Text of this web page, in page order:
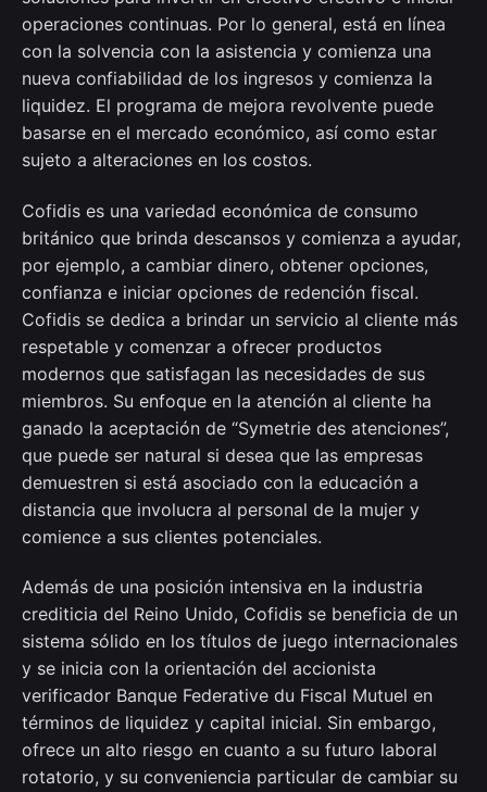
operaciones continuas. Por lo general, está en línea
con la solvencia con la asistencia y comienza una
nueva confiabilidad de los ingresos y comienza la
liquidez. El programa de mejora revolvente puede
basarse en el mercado económico, así como estar
sujeto a alteraciones en los costos.
Cofidis es una variedad económica de consumo
británico que brinda descansos y comienza a ayudar,
por ejemplo, a cambiar dinero, obtener opciones,
confianza e iniciar opciones de redención fiscal.
Cofidis se dedica a brindar un servicio al cliente más
respetable y comenzar a ofrecer productos
modernos que satisfagan las necesidades de sus
miembros. Su enfoque en la atención al cliente ha
ganado la aceptación de “Symetrie des atenciones”,
que puede ser natural si desea que las empresas
demuestren si está asociado con la educación a
distancia que involucra al personal de la mujer y
comience a sus clientes potenciales.
Además de una posición intensiva en la industria
crediticia del Reino Unido, Cofidis se beneficia de un
sistema sólido en los títulos de juego internacionales
y se inicia con la orientación del accionista
verificador Banque Federative du Fiscal Mutuel en
términos de liquidez y capital inicial. Sin embargo,
ofrece un alto riesgo en cuanto a su futuro laboral
rotatorio, y su conveniencia particular de cambiar su